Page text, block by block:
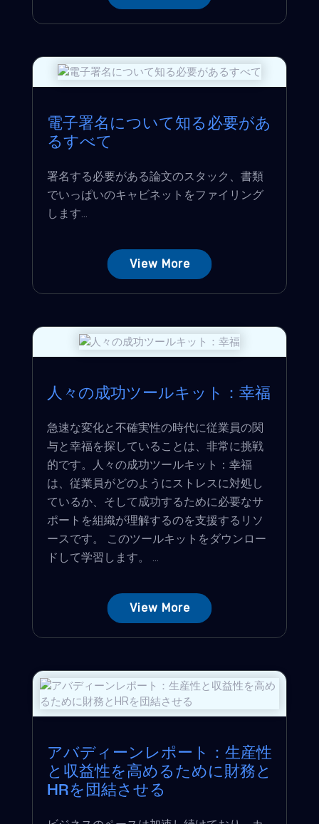
電子署名について知る必要があ
るすべて
署名する必要がある論文のスタック、書類
でいっぱいのキャビネットをファイリング
します...
View More
人々の成功ツールキット：幸福
急速な変化と不確実性の時代に従業員の関
与と幸福を探していることは、非常に挑戦
的です。人々の成功ツールキット：幸福
は、従業員がどのようにストレスに対処し
ているか、そして成功するために必要なサ
ポートを組織が理解するのを支援するリソ
ースです。 このツールキットをダウンロー
ドして学習します。 ...
View More
アバディーンレポート：生産性
と収益性を高めるために財務と
HRを団結させる